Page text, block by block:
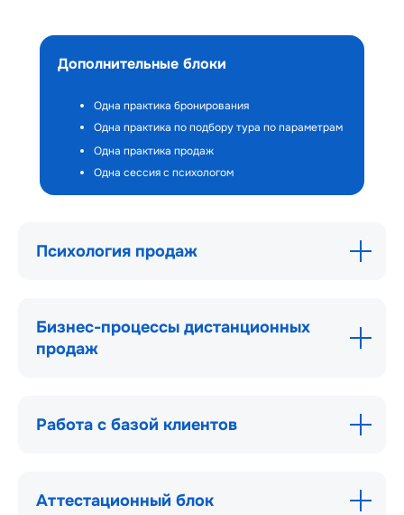
Одна практика бронирования
Одна практика по подбору тура по параметрам
Одна практика продаж
Одна сессия с психологом
Дополнительные блоки
Психология продаж
Бизнес-процессы дистанционных
продаж
Работа с базой клиентов
Аттестационный блок